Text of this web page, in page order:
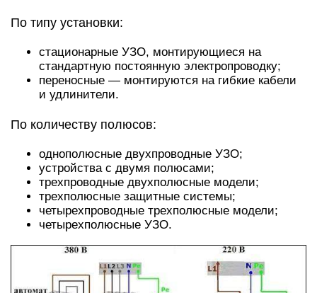
По типу установки:
стационарные УЗО, монтирующиеся на
стандартную постоянную электропроводку;
переносные — монтируются на гибкие кабели
и удлинители.
По количеству полюсов:
однополюсные двухпроводные УЗО;
устройства с двумя полюсами;
трехпроводные двухполюсные модели;
трехполюсные защитные системы;
четырехпроводные трехполюсные модели;
четырехполюсные УЗО.